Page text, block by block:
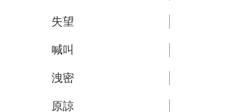
失望
喊叫
洩密
原諒